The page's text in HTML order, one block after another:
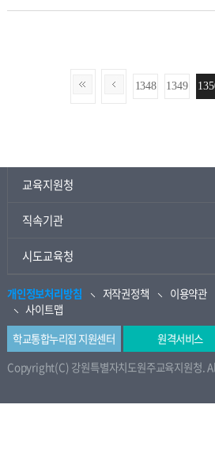
1348 1349
교육지원청
직속기관
시도교육청
개인정보처리방침 저작권정책 이용약관
사이트맵
학교통합누리집 지원센터
원격서비스
Copyright(C) 강원특별자치도원주교육지원청.